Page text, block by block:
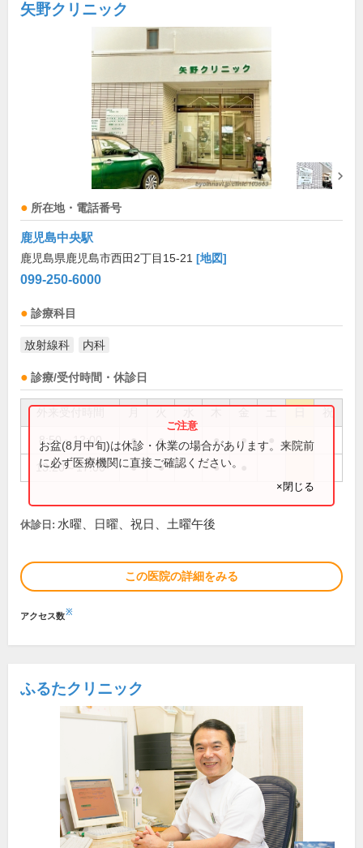
矢野クリニック
所在地・電話番号
鹿児島中央駅
鹿児島県鹿児島市西田2丁目15-21 [地図]
099-250-6000
診療科目
放射線科 内科
診療/受付時間・休診日
祝
8:50～12:00 ● ● ● ●
13:20～17:00 ● ● ●
お盆(8月中旬)は休診・休業の場合があります。来院前
に必ず医療機関に直接ご確認ください。
×閉じる
休診日: 水曜、日曜、祝日、土曜午後
この医院の詳細をみる
アクセス数※
ふるたクリニック